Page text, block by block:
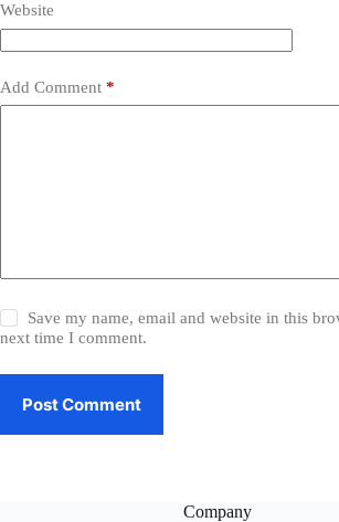
Website
Add Comment *
Save my name, email and website in this
next time I comment.
Post Comment
Company